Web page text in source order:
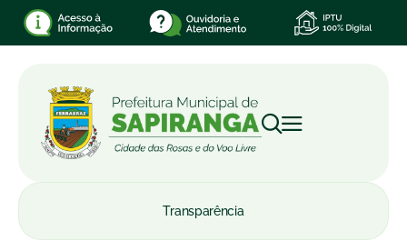
Transparência